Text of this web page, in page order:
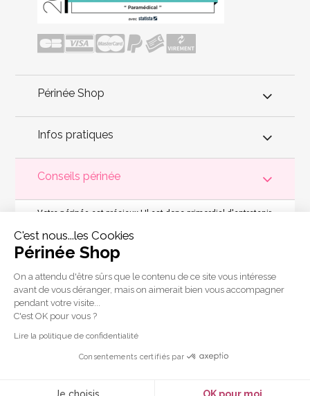
Périnée Shop
Infos pratiques
Conseils périnée
Votre périnée est précieux ! Il est donc primordial d'entretenir,
problèmes d'incontinence
de sensations durant les rapports sexuels et de petites
urinaires.Périnée Shop
pour la rééducation périnéale et pour l'auto-traitement de
l'incontinence à domicile :
électrostimulateurs
appareils de
biofeedback ,cônes vaginaux,boules de Geisha, sondes
connectées et accessoires pour exercices de Kegel.
Copyright 2011 © Périnée Shop
Conditions générales de vente
Mentions légales
C'est nous...les Cookies
Périnée Shop
On a attendu d'être sûrs que le contenu de ce site vous intéresse
avant de vous déranger, mais on aimerait bien vous accompagner
pendant votre visite...
C'est OK pour vous ?
Lire la politique de confidentialité
Consentements certifiés par